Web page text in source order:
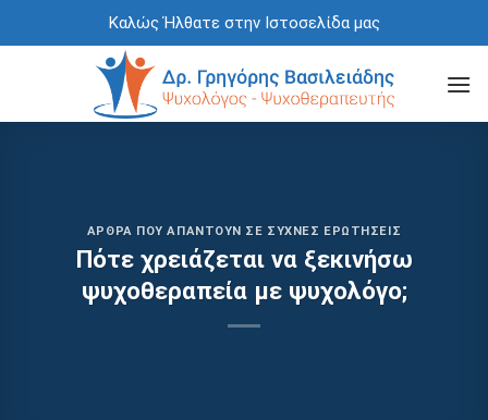
to
Καλώς Ήλθατε στην Ιστοσελίδα μας
ΆΡΘΡΑ ΠΟΥ ΑΠΑΝΤΟΎΝ ΣΕ ΣΥΧΝΈΣ ΕΡΩΤΉΣΕΙΣ
Πότε χρειάζεται να ξεκινήσω
ψυχοθεραπεία με ψυχολόγο;